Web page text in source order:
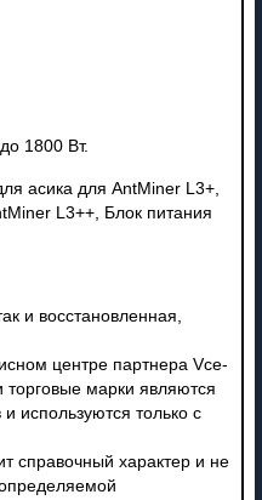
1800 Вт.
асика для AntMiner L3+,
L3++, Блок питания
и восстановленная,
центре партнера Vce-
марки являются
используются только с
справочный характер и не